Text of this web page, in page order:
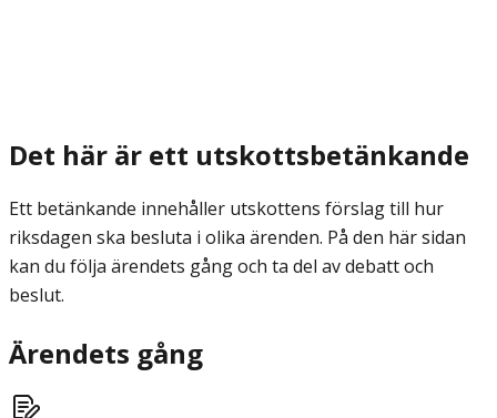
Det här är ett utskottsbetänkande
Ett betänkande innehåller utskottens förslag till hur
riksdagen ska besluta i olika ärenden. På den här sidan
kan du följa ärendets gång och ta del av debatt och
beslut.
Ärendets gång